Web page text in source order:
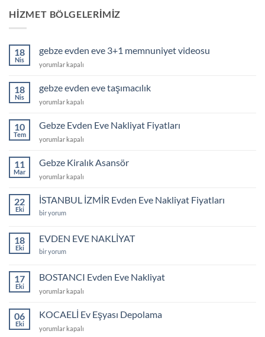
HIZMET BÖLGELERIMIZ
18
Nis
gebze evden eve 3+1 memnuniyet videosu
gebze
3+1
memnuniyet
için
yorumlar kapalı
18
Nis
gebze evden eve taşımacılık
gebze
eve
için
yorumlar kapalı
10
Tem
Gebze Evden Eve Nakliyat Fiyatları
Gebze
Eve
Fiyatları
yorumlar kapalı
11
Mar
Gebze Kiralık Asansör
Gebze
Asansör
yorumlar kapalı
22
Eki
İSTANBUL İZMİR Evden Eve Nakliyat Fiyatları
İSTANBUL
Eve
Nakliyat
Fiyatları
bir yorum
18
Eki
EVDEN EVE NAKLİYAT
EVDEN
için
bir yorum
17
Eki
BOSTANCI Evden Eve Nakliyat
BOSTANCI
Eve
için
yorumlar kapalı
06
Eki
KOCAELİ Ev Eşyası Depolama
KOCAELİ
yorumlar kapalı